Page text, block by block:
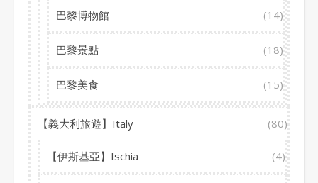
巴黎博物館 (14)
巴黎景點 (18)
巴黎美食 (15)
【義大利旅遊】Italy (80)
【伊斯基亞】Ischia (4)